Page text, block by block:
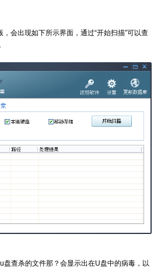
会出现如下所示界面，通过“开始扫描”可以查
盘查杀的文件那？会显示出在U盘中的病毒，以